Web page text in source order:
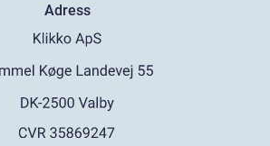
Adress